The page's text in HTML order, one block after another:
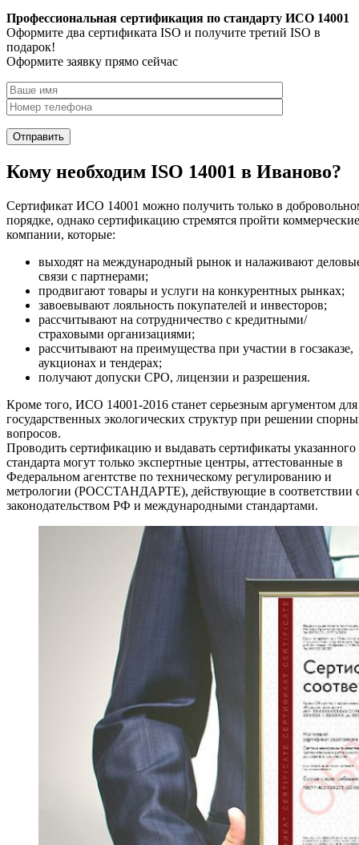
Профессиональная сертификация по стандарту ИСО 14001
Оформите два сертификата ISO и получите третий ISO в
подарок!
Оформите заявку прямо сейчас
Кому необходим ISO 14001 в Иваново?
Сертификат ИСО 14001 можно получить только в
порядке, однако сертификацию стремятся пройти коммерческие
компании, которые:
выходят на международный рынок и налаживают
связи с партнерами;
продвигают товары и услуги на конкурентных рынках;
завоевывают лояльность покупателей и инвесторов;
рассчитывают на сотрудничество с кредитными/
страховыми организациями;
рассчитывают на преимущества при участии в госзаказе,
аукционах и тендерах;
получают допуски СРО, лицензии и разрешения.
Кроме того, ИСО 14001-2016 станет серьезным аргументом для
государственных экологических структур при решении
вопросов.
Проводить сертификацию и выдавать сертификаты указанного
стандарта могут только экспертные центры, аттестованные в
Федеральном агентстве по техническому регулированию и
метрологии (РОССТАНДАРТЕ), действующие в соответствии
законодательством РФ и международными стандартами.